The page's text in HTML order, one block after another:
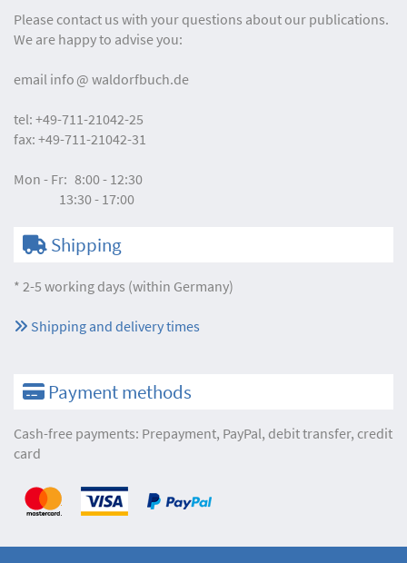
Please contact us with your questions about our publications.
We are happy to advise you:
email info waldorfbuch.de
tel: +49-711-21042-25
fax: +49-711-21042-31
Mon - Fr: 8:00 - 12:30
13:30 - 17:00
Shipping
* 2-5 working days (within Germany)
Shipping and delivery times
Payment methods
Cash-free payments: Prepayment, PayPal, debit transfer, credit
card